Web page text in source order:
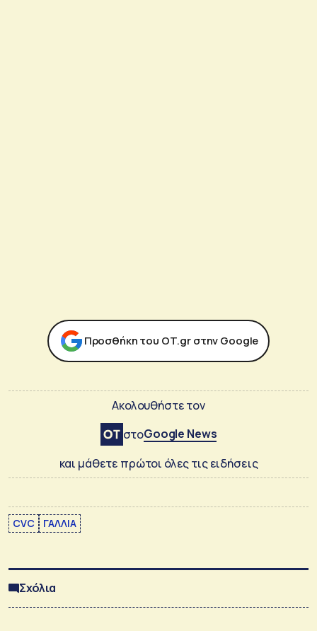
Προσθήκη του ΟΤ.gr στην Google
Ακολουθήστε τον
στοGoogle News
και μάθετε πρώτοι όλες τις ειδήσεις
CVC ΓΑΛΛΙΑ
Σχόλια